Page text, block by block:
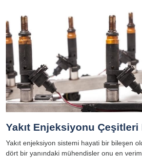
Yakıt Enjeksiyonu Çeşitleri
Yakıt enjeksiyon sistemi hayati bir bileşen
dört bir yanındaki mühendisler onu en